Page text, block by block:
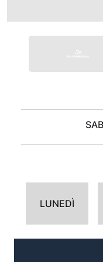
LUNEDÌ